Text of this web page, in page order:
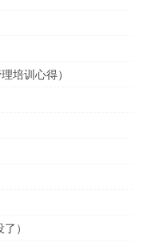
培训心得）
）